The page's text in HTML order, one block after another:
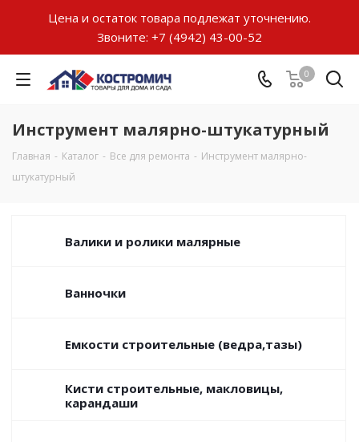
Цена и остаток товара подлежат уточнению.
Звоните: +7 (4942) 43-00-52
0
Инструмент малярно-штукатурный
Главная - Каталог - Все для ремонта - Инструмент малярно-
штукатурный
Валики и ролики малярные
Ванночки
Емкости строительные (ведра,тазы)
Кисти строительные, макловицы,
карандаши